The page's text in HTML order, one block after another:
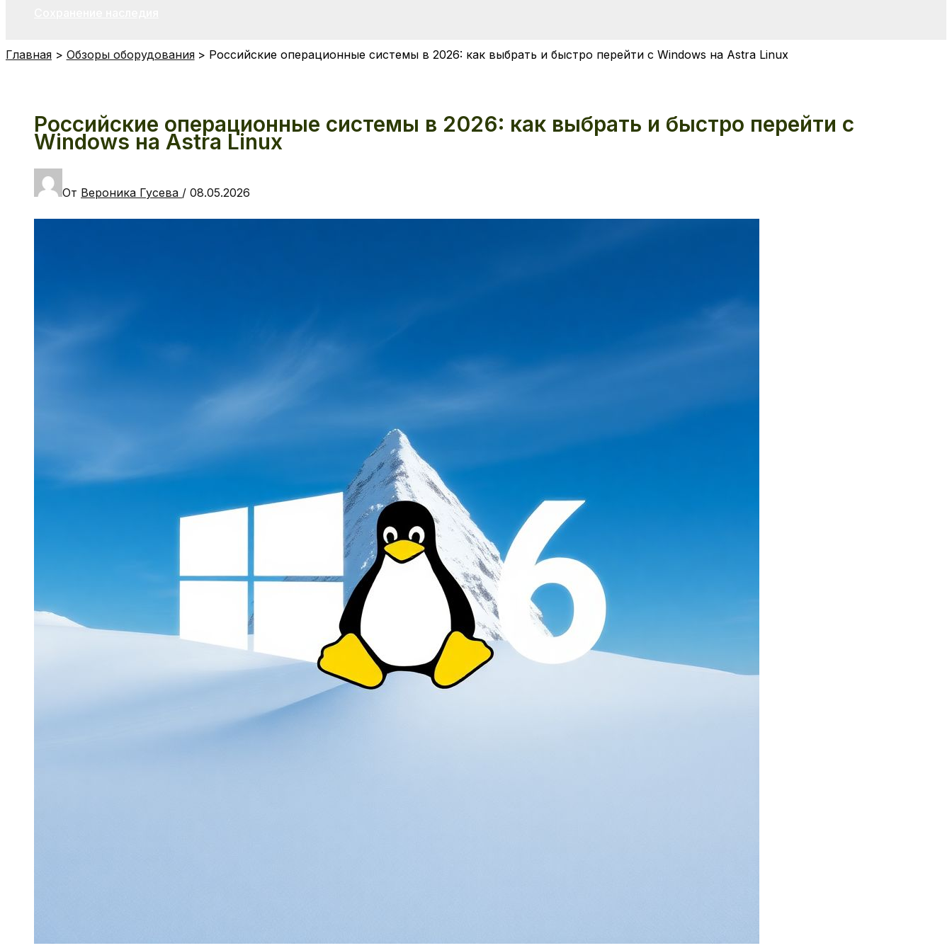
Главная Обзоры оборудования Российские операционные системы в 2026: как выбрать и быстро перейти с Windows на Astra Linux
Российские операционные системы в 2026: как выбрать и быстро перейти с
Windows на Astra Linux
От Вероника Гусева / 08.05.2026